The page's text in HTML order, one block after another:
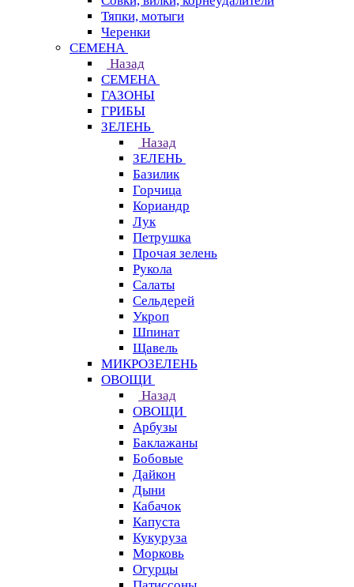
Тяпки, мотыги
Черенки
СЕМЕНА
Назад
СЕМЕНА
ГАЗОНЫ
ГРИБЫ
ЗЕЛЕНЬ
Назад
ЗЕЛЕНЬ
Базилик
Горчица
Кориандр
Лук
Петрушка
Прочая зелень
Рукола
Салаты
Сельдерей
Укроп
Шпинат
Щавель
МИКРОЗЕЛЕНЬ
ОВОЩИ
Назад
ОВОЩИ
Арбузы
Баклажаны
Бобовые
Дайкон
Дыни
Кабачок
Капуста
Кукуруза
Морковь
Огурцы